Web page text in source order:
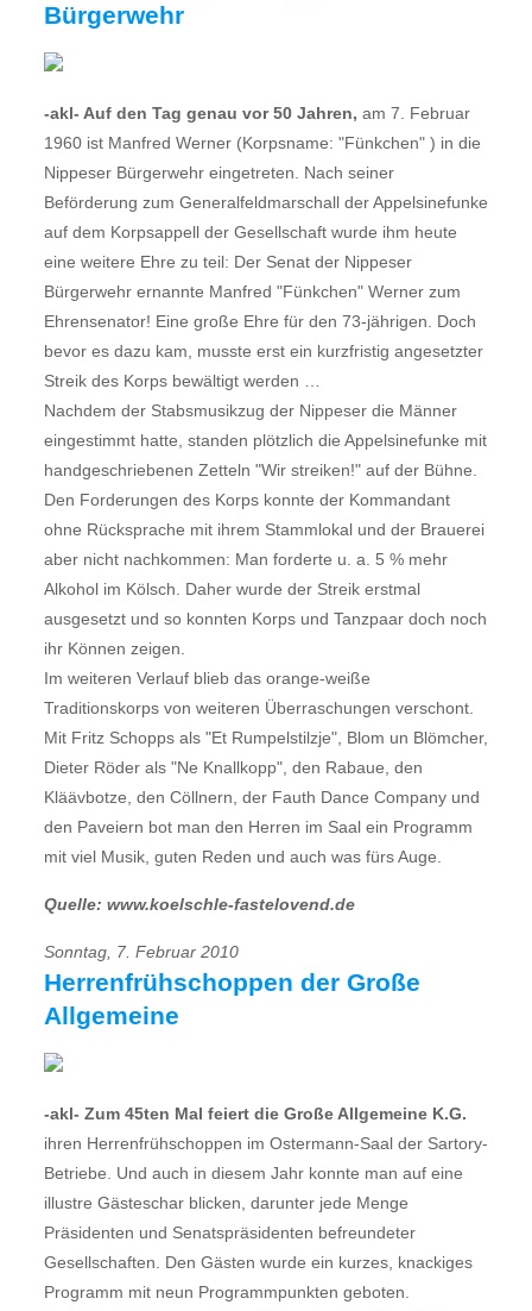
Bürgerwehr
-akl- Auf den Tag genau vor 50 Jahren, am 7. Februar
1960 ist Manfred Werner (Korpsname: "Fünkchen" ) in die
Nippeser Bürgerwehr eingetreten. Nach seiner
Beförderung zum Generalfeldmarschall der Appelsinefunke
auf dem Korpsappell der Gesellschaft wurde ihm heute
eine weitere Ehre zu teil: Der Senat der Nippeser
Bürgerwehr ernannte Manfred "Fünkchen" Werner zum
Ehrensenator! Eine große Ehre für den 73-jährigen. Doch
bevor es dazu kam, musste erst ein kurzfristig angesetzter
Streik des Korps bewältigt werden …
Nachdem der Stabsmusikzug der Nippeser die Männer
eingestimmt hatte, standen plötzlich die Appelsinefunke mit
handgeschriebenen Zetteln "Wir streiken!" auf der Bühne.
Den Forderungen des Korps konnte der Kommandant
ohne Rücksprache mit ihrem Stammlokal und der Brauerei
aber nicht nachkommen: Man forderte u. a. 5 % mehr
Alkohol im Kölsch. Daher wurde der Streik erstmal
ausgesetzt und so konnten Korps und Tanzpaar doch noch
ihr Können zeigen.
Im weiteren Verlauf blieb das orange-weiße
Traditionskorps von weiteren Überraschungen verschont.
Mit Fritz Schopps als "Et Rumpelstilzje", Blom un Blömcher,
Dieter Röder als "Ne Knallkopp", den Rabaue, den
Kläävbotze, den Cöllnern, der Fauth Dance Company und
den Paveiern bot man den Herren im Saal ein Programm
mit viel Musik, guten Reden und auch was fürs Auge.
Quelle: www.koelschle-fastelovend.de
Sonntag, 7. Februar 2010
Herrenfrühschoppen der Große
Allgemeine
-akl- Zum 45ten Mal feiert die Große Allgemeine K.G.
ihren Herrenfrühschoppen im Ostermann-Saal der Sartory-
Betriebe. Und auch in diesem Jahr konnte man auf eine
illustre Gästeschar blicken, darunter jede Menge
Präsidenten und Senatspräsidenten befreundeter
Gesellschaften. Den Gästen wurde ein kurzes, knackiges
Programm mit neun Programmpunkten geboten.